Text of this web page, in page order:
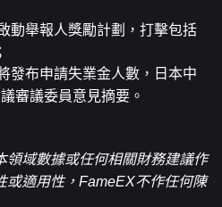
動舉報人獎勵計劃，打擊包括
發布申請失業金人數，日本中
審議委員意見摘要。
領域數據或任何相關財務建議作
或適用性，FameEX不作任何陳